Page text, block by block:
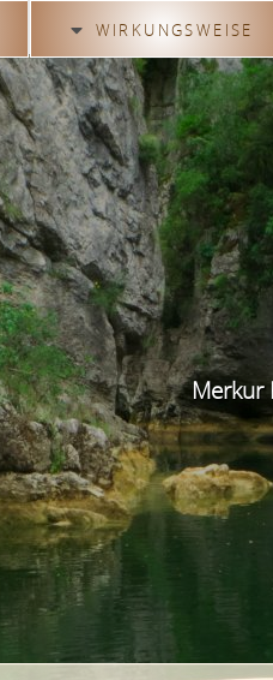
WIRKUNGSWEISE
Klangschalen und
Chakren
Was ist ein Chakra?
Chakra Blockaden
Chakra Klangschalen
Merkur